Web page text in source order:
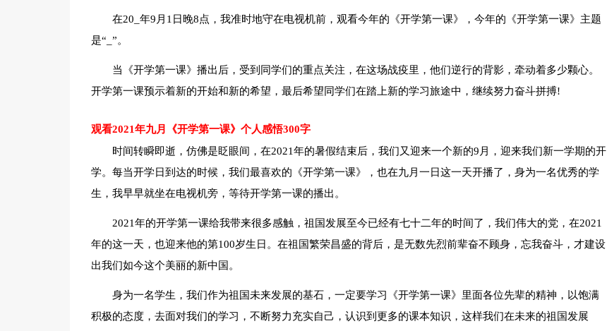
在20_年9月1日晚8点，我准时地守在电视机前，观看今年的《开学第一课》，今年的《开学第一课》主题
是“_”。
当《开学第一课》播出后，受到同学们的重点关注，在这场战疫里，他们逆行的背影，牵动着多少颗心。
开学第一课预示着新的开始和新的希望，最后希望同学们在踏上新的学习旅途中，继续努力奋斗拼搏!
观看2021年九月《开学第一课》个人感悟300字
时间转瞬即逝，仿佛是眨眼间，在2021年的暑假结束后，我们又迎来一个新的9月，迎来我们新一学期的开
学。每当开学日到达的时候，我们最喜欢的《开学第一课》，也在九月一日这一天开播了，身为一名优秀的学
生，我早早就坐在电视机旁，等待开学第一课的播出。
2021年的开学第一课给我带来很多感触，祖国发展至今已经有七十二年的时间了，我们伟大的党，在2021
年的这一天，也迎来他的第100岁生日。在祖国繁荣昌盛的背后，是无数先烈前辈奋不顾身，忘我奋斗，才建设
出我们如今这个美丽的新中国。
身为一名学生，我们作为祖国未来发展的基石，一定要学习《开学第一课》里面各位先辈的精神，以饱满
积极的态度，去面对我们的学习，不断努力充实自己，认识到更多的课本知识，这样我们在未来的祖国发展